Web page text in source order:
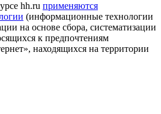
hh.ru применяются
(информационные технологии
на основе сбора, систематизации
к предпочтениям
находящихся на территории